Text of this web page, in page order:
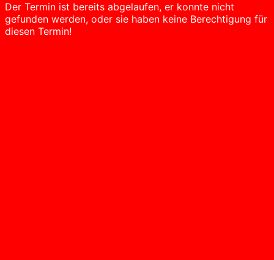
Der Termin ist bereits abgelaufen, er konnte nicht
gefunden werden, oder sie haben keine Berechtigung für
diesen Termin!